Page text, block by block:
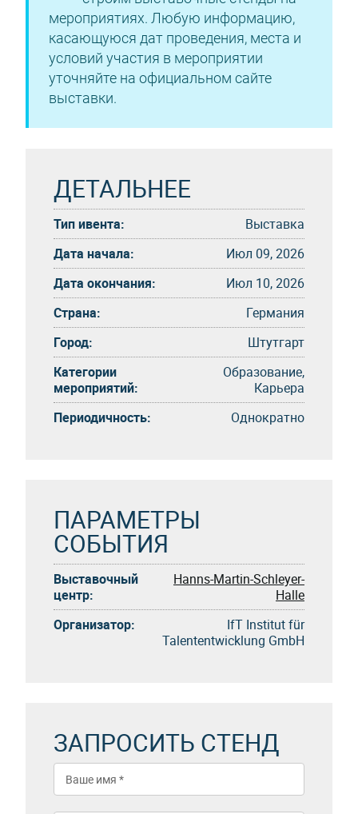
мероприятиях. Любую информацию,
касающуюся дат проведения, места и
условий участия в мероприятии
уточняйте на официальном сайте
выставки.
ДЕТАЛЬНЕЕ
Тип ивента:
Выставка
Дата начала:
Июл 09, 2026
Дата окончания:
Июл 10, 2026
Страна:
Германия
Город:
Штутгарт
Категории
мероприятий:
Образование,
Карьера
Периодичность:
Однократно
ПАРАМЕТРЫ
СОБЫТИЯ
Выставочный
центр:
Hanns-Martin-Schleyer-
Halle
Организатор:
IfT Institut für
Talententwicklung GmbH
ЗАПРОСИТЬ СТЕНД